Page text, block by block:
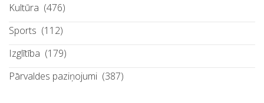
Kultūra (476)
Sports (112)
Izglītība (179)
Pārvaldes paziņojumi (387)